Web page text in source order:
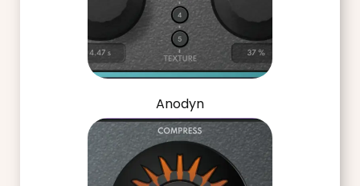
Anodyn